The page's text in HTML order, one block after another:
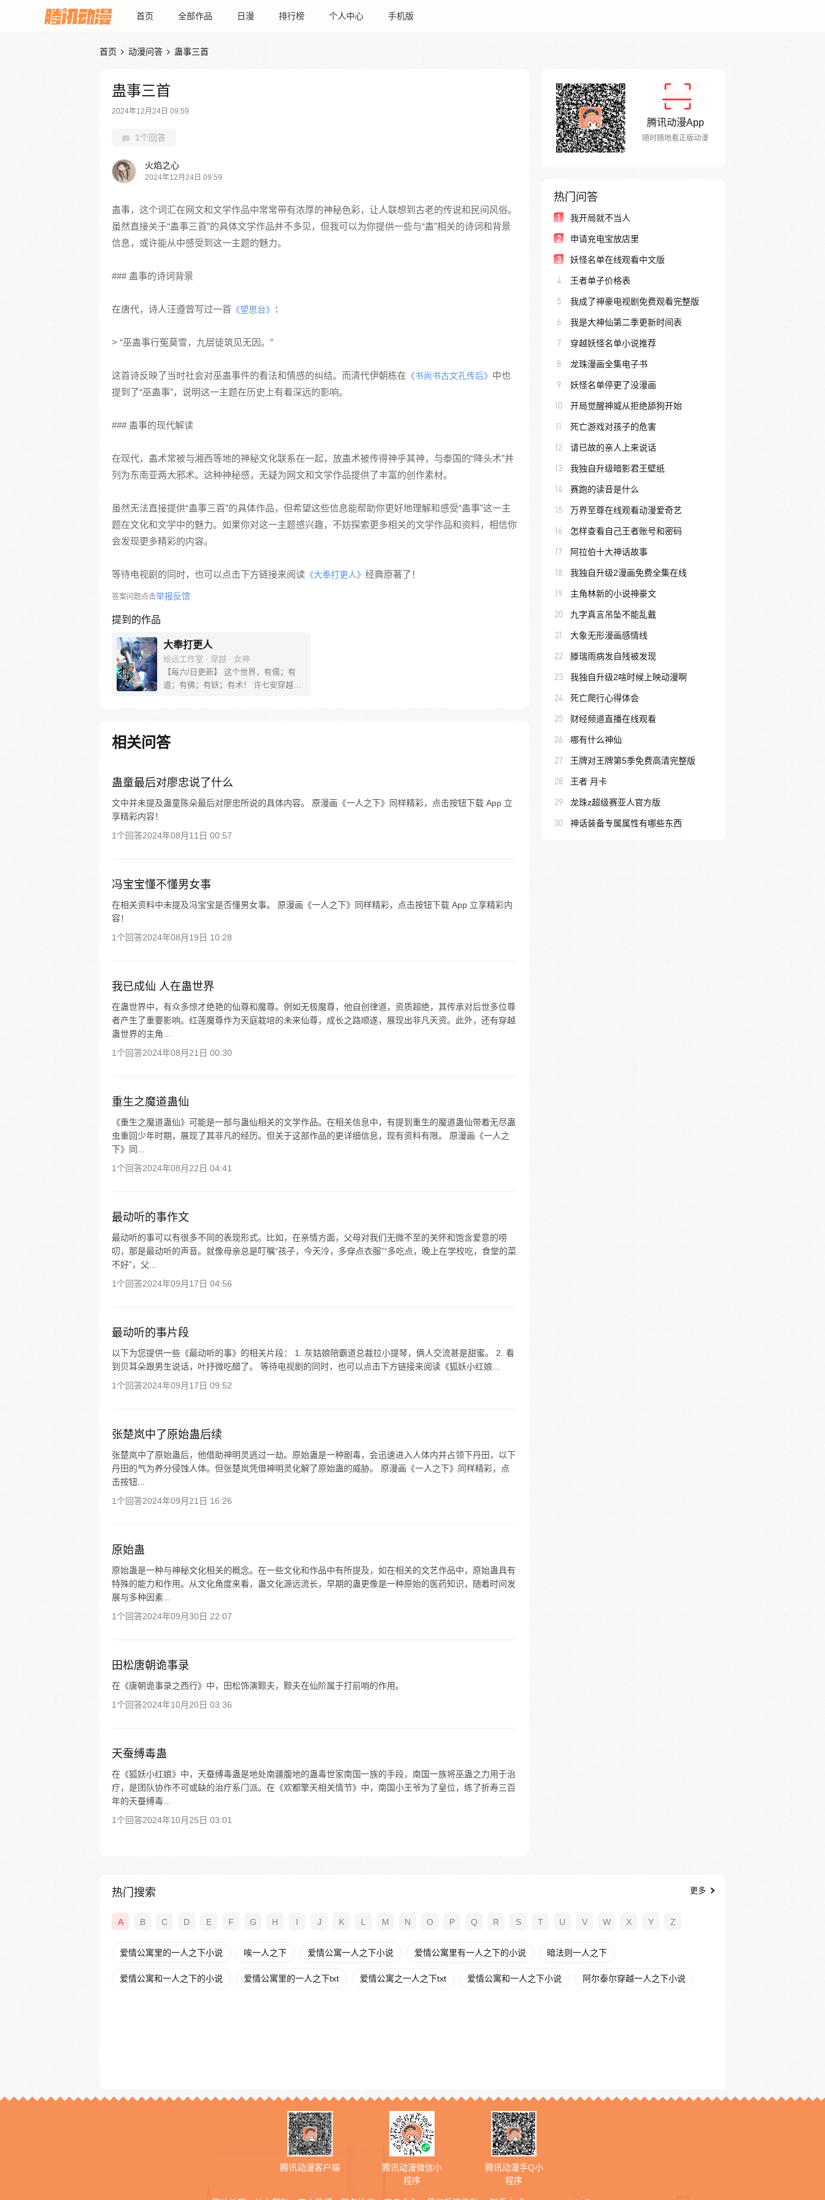
首页 全部作品 日漫 排行榜 个人中心 手机版
首页  动漫问答  蛊事三首
蛊事三首
2024年12月24日 09:59
1个回答
火焰之心
2024年12月24日 09:59
蛊事，这个词汇在网文和文学作品中常常带有浓厚的神秘色彩，让人联想到古老的传说和民间风俗。
虽然直接关于“蛊事三首”的具体文学作品并不多见，但我可以为你提供一些与“蛊”相关的诗词和背景
信息，或许能从中感受到这一主题的魅力。
### 蛊事的诗词背景
在唐代，诗人汪遵曾写过一首 《望思台》 ：
> “巫蛊事行冤莫雪，九层徒筑见无因。”
这首诗反映了当时社会对巫蛊事件的看法和情感的纠结。而清代伊朝栋在 《书尚书古文孔传后》 中也
提到了“巫蛊事”，说明这一主题在历史上有着深远的影响。
### 蛊事的现代解读
在现代，蛊术常被与湘西等地的神秘文化联系在一起，放蛊术被传得神乎其神，与泰国的“降头术”并
列为东南亚两大邪术。这种神秘感，无疑为网文和文学作品提供了丰富的创作素材。
虽然无法直接提供“蛊事三首”的具体作品，但希望这些信息能帮助你更好地理解和感受“蛊事”这一主
题在文化和文学中的魅力。如果你对这一主题感兴趣，不妨探索更多相关的文学作品和资料，相信你
会发现更多精彩的内容。
等待电视剧的同时，也可以点击下方链接来阅读 《大奉打更人》 经典原著了！
答案问题点击举报反馈
提到的作品
大奉打更人
绘远工作室 · 穿越 · 女神
【每六/日更新】 这个世界，有儒；有
道；有佛；有妖；有术！ 许七安穿越醒
果…… 改编自阅文集团作者卖报小郎君
同名小说 QQ群号：799493374
相关问答
蛊童最后对廖忠说了什么
文中并未提及蛊童陈朵最后对廖忠所说的具体内容。 原漫画《一人之下》同样精彩，点击按钮下载 App 立
享精彩内容！
1个回答2024年08月11日 00:57
冯宝宝懂不懂男女事
在相关资料中未提及冯宝宝是否懂男女事。 原漫画《一人之下》同样精彩，点击按钮下载 App 立享精彩内
容！
1个回答2024年08月19日 10:28
我已成仙 人在蛊世界
在蛊世界中，有众多惊才绝艳的仙尊和魔尊。例如无极魔尊，他自创律道，资质超绝，其传承对后世多位尊
者产生了重要影响。红莲魔尊作为天庭栽培的未来仙尊，成长之路顺遂，展现出非凡天资。此外，还有穿越
蛊世界的主角...
1个回答2024年08月21日 00:30
重生之魔道蛊仙
《重生之魔道蛊仙》可能是一部与蛊仙相关的文学作品。在相关信息中，有提到重生的魔道蛊仙带着无尽蛊
虫重回少年时期，展现了其非凡的经历。但关于这部作品的更详细信息，现有资料有限。 原漫画《一人之
下》同...
1个回答2024年08月22日 04:41
最动听的事作文
最动听的事可以有很多不同的表现形式。比如，在亲情方面，父母对我们无微不至的关怀和饱含爱意的唠
叨，那是最动听的声音。就像母亲总是叮嘱“孩子，今天冷，多穿点衣服”“多吃点，晚上在学校吃，食堂的菜
不好”，父...
1个回答2024年09月17日 04:56
最动听的事片段
以下为您提供一些《最动听的事》的相关片段： 1. 灰姑娘陪霸道总裁拉小提琴，俩人交流甚是甜蜜。 2. 看
到贝耳朵跟男生说话，叶抒微吃醋了。 等待电视剧的同时，也可以点击下方链接来阅读《狐妖小红娘...
1个回答2024年09月17日 09:52
张楚岚中了原始蛊后续
张楚岚中了原始蛊后，他借助神明灵逃过一劫。原始蛊是一种剧毒，会迅速进入人体内并占领下丹田，以下
丹田的气为养分侵蚀人体。但张楚岚凭借神明灵化解了原始蛊的威胁。 原漫画《一人之下》同样精彩，点
击按钮...
1个回答2024年09月21日 16:26
原始蛊
原始蛊是一种与神秘文化相关的概念。在一些文化和作品中有所提及，如在相关的文艺作品中，原始蛊具有
特殊的能力和作用。从文化角度来看，蛊文化源远流长，早期的蛊更像是一种原始的医药知识，随着时间发
展与多种因素...
1个回答2024年09月30日 22:07
田松唐朝诡事录
在《唐朝诡事录之西行》中，田松饰演黥夫，黥夫在仙阶属于打前哨的作用。
1个回答2024年10月20日 03:36
天蚕缚毒蛊
在《狐妖小红娘》中，天蚕缚毒蛊是地处南疆腹地的蛊毒世家南国一族的手段，南国一族将巫蛊之力用于治
疗，是团队协作不可或缺的治疗系门派。在《欢都擎天相关情节》中，南国小王爷为了皇位，练了折寿三百
年的天蚕缚毒...
1个回答2024年10月25日 03:01
腾讯动漫App
随时随地看正版动漫
热门问答
1 我开局就不当人
2 申请充电宝放店里
3 妖怪名单在线观看中文版
4 王者单子价格表
5 我成了神豪电视剧免费观看完整版
6 我是大神仙第二季更新时间表
7 穿越妖怪名单小说推荐
8 龙珠漫画全集电子书
9 妖怪名单停更了没漫画
10 开局觉醒神威从拒绝舔狗开始
11 死亡游戏对孩子的危害
12 请已故的亲人上来说话
13 我独自升级暗影君王壁纸
14 赛跑的读音是什么
15 万界至尊在线观看动漫爱奇艺
16 怎样查看自己王者账号和密码
17 阿拉伯十大神话故事
18 我独自升级2漫画免费全集在线
19 主角林新的小说神豪文
20 九字真言吊坠不能乱戴
21 大象无形漫画感情线
22 滕瑞雨病发自残被发现
23 我独自升级2啥时候上映动漫啊
24 死亡爬行心得体会
25 财经频道直播在线观看
26 哪有什么神仙
27 王牌对王牌第5季免费高清完整版
28 王者 月卡
29 龙珠z超级赛亚人官方版
30 神话装备专属属性有哪些东西
热门搜索 更多
A B C D E F G H I J K L M N O P Q R S T U V W X Y Z
爱情公寓里的一人之下小说 唉一人之下 爱情公寓一人之下小说 爱情公寓里有一人之下的小说 暗法则一人之下
爱情公寓和一人之下的小说 爱情公寓里的一人之下txt 爱情公寓之一人之下txt 爱情公寓和一人之下小说 阿尔泰尔穿越一人之下小说
腾讯动漫客户端
腾讯动漫微信小
程序
腾讯动漫手Q小
程序